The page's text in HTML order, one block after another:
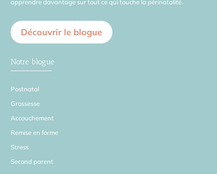
apprendre davantage sur tout ce qui touche la périnatalité.
Découvrir le blogue
Notre blogue
Postnatal
Grossesse
Accouchement
Remise en forme
Stress
Second parent